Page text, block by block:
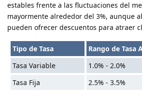
estables frente a las fluctuaciones del
mayormente alrededor del 3%, aunque
pueden ofrecer descuentos para atraer
Tipo de Tasa
Rango de Tasa
Tasa Variable
1.0% - 2.0%
Tasa Fija
2.5% - 3.5%